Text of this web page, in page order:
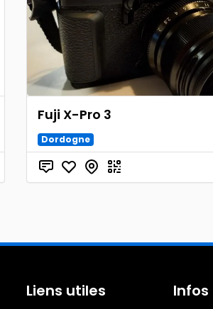
Fuji X-Pro 3
Dordogne
Liens utiles Infos